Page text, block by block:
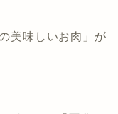
ドバイスが可能
ビスです。
美味しいお肉」が